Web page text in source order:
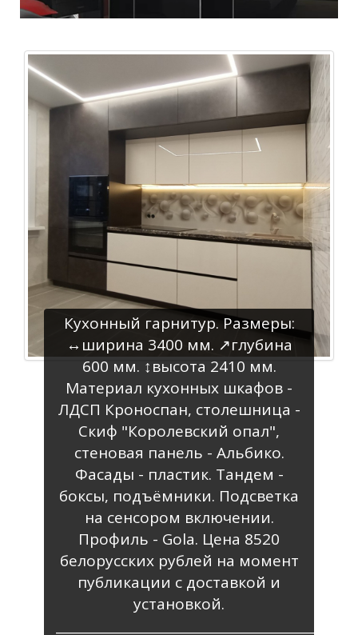
Кухонный гарнитур. Размеры:
↔️ширина 3400 мм. ↗️глубина
600 мм. ↕️высота 2410 мм.
Материал кухонных шкафов -
ЛДСП Кроноспан, столешница -
Скиф "Королевский опал",
стеновая панель - Альбико.
Фасады - пластик. Тандем -
боксы, подъёмники. Подсветка
на сенсором включении.
Профиль - Gola. Цена 8520
белорусских рублей на момент
публикации с доставкой и
установкой.